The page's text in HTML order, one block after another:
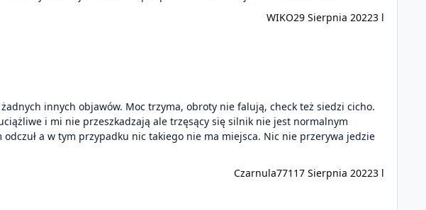
WIKO29 Sierpnia 20223 l
innych objawów. Moc trzyma, obroty nie falują, check też siedzi cicho.
i mi nie przeszkadzają ale trzęsący się silnik nie jest normalnym
a w tym przypadku nic takiego nie ma miejsca. Nic nie przerywa jedzie
Czarnula771 17 Sierpnia 20223 l